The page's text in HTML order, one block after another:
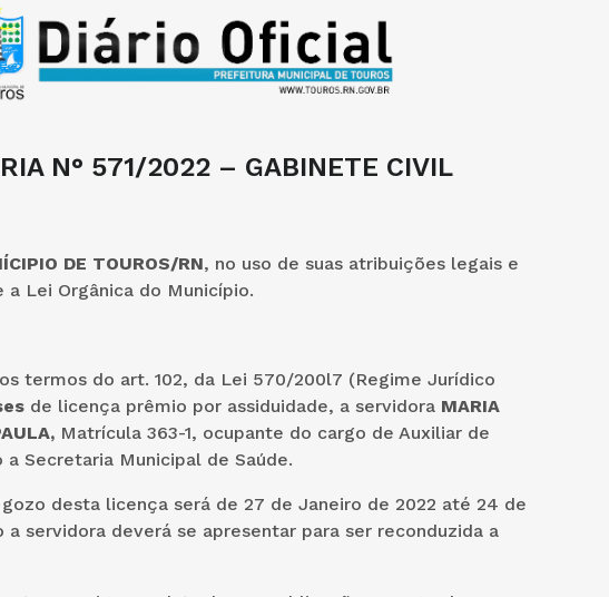
N° 571/2022 – GABINETE CIVIL
DE TOUROS/RN, no uso de suas atribuições legais e
Lei Orgânica do Município.
termos do art. 102, da Lei 570/200l7 (Regime Jurídico
de licença prêmio por assiduidade, a servidora MARIA
Matrícula 363-1, ocupante do cargo de Auxiliar de
a Secretaria Municipal de Saúde.
desta licença será de 27 de Janeiro de 2022 até 24 de
a servidora deverá se apresentar para ser reconduzida a